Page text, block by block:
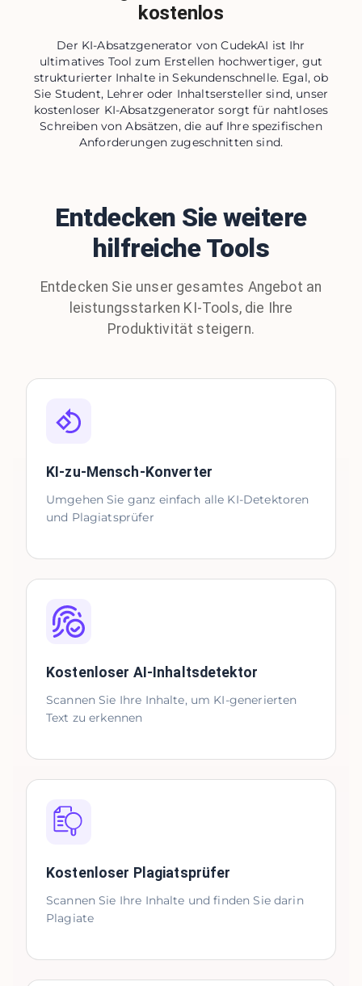
kostenlos
Der KI-Absatzgenerator von CudekAI ist Ihr
ultimatives Tool zum Erstellen hochwertiger, gut
strukturierter Inhalte in Sekundenschnelle. Egal, ob
Sie Student, Lehrer oder Inhaltsersteller sind, unser
kostenloser KI-Absatzgenerator sorgt für nahtloses
Schreiben von Absätzen, die auf Ihre spezifischen
Anforderungen zugeschnitten sind.
Entdecken Sie weitere
hilfreiche Tools
Entdecken Sie unser gesamtes Angebot an
leistungsstarken KI-Tools, die Ihre
Produktivität steigern.
KI-zu-Mensch-Konverter
Umgehen Sie ganz einfach alle KI-Detektoren
und Plagiatsprüfer
Kostenloser AI-Inhaltsdetektor
Scannen Sie Ihre Inhalte, um KI-generierten
Text zu erkennen
Kostenloser Plagiatsprüfer
Scannen Sie Ihre Inhalte und finden Sie darin
Plagiate